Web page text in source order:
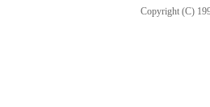
Copyright (C)